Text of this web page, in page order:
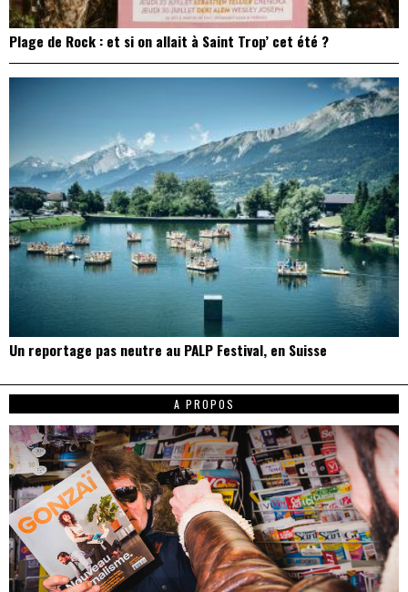
Plage de Rock : et si on allait à Saint Trop’ cet été ?
Un reportage pas neutre au PALP Festival, en Suisse
A PROPOS